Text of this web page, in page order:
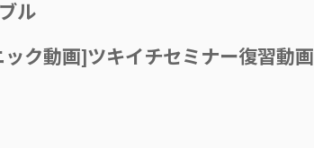
ル
ク動画]ツキイチセミナー復習動画